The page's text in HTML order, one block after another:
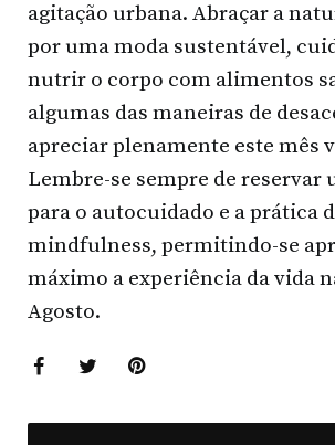
agitação urbana. Abraçar a
por uma moda sustentável,
nutrir o corpo com alimentos
algumas das maneiras de
apreciar plenamente este mês
Lembre-se sempre de reservar
para o autocuidado e a prática
mindfulness, permitindo-se
máximo a experiência da vida
Agosto.